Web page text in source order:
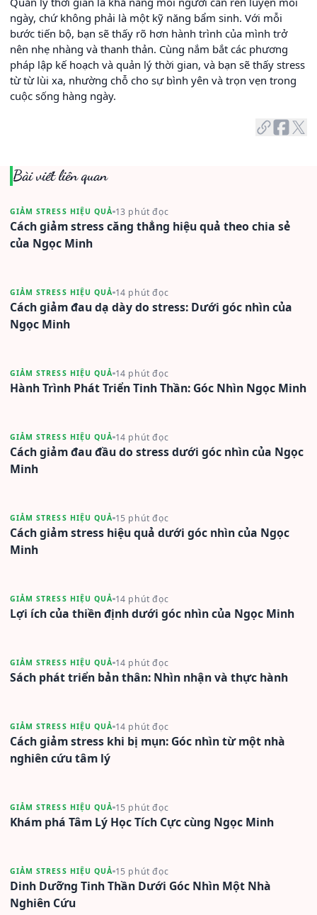
ngày, chứ không phải là một kỹ năng bẩm sinh. Với mỗi
bước tiến bộ, bạn sẽ thấy rõ hơn hành trình của mình trở
nên nhẹ nhàng và thanh thản. Cùng nắm bắt các phương
pháp lập kế hoạch và quản lý thời gian, và bạn sẽ thấy stress
từ từ lùi xa, nhường chỗ cho sự bình yên và trọn vẹn trong
cuộc sống hàng ngày.
Bài viết liên quan
GIẢM STRESS HIỆU QUẢ 13 phút đọc
Cách giảm stress căng thẳng hiệu quả theo chia sẻ
của Ngọc Minh
GIẢM STRESS HIỆU QUẢ 14 phút đọc
Cách giảm đau dạ dày do stress: Dưới góc nhìn của
Ngọc Minh
GIẢM STRESS HIỆU QUẢ 14 phút đọc
Hành Trình Phát Triển Tinh Thần: Góc Nhìn Ngọc Minh
GIẢM STRESS HIỆU QUẢ 14 phút đọc
Cách giảm đau đầu do stress dưới góc nhìn của Ngọc
Minh
GIẢM STRESS HIỆU QUẢ 15 phút đọc
Cách giảm stress hiệu quả dưới góc nhìn của Ngọc
Minh
GIẢM STRESS HIỆU QUẢ 14 phút đọc
Lợi ích của thiền định dưới góc nhìn của Ngọc Minh
GIẢM STRESS HIỆU QUẢ 14 phút đọc
Sách phát triển bản thân: Nhìn nhận và thực hành
GIẢM STRESS HIỆU QUẢ 14 phút đọc
Cách giảm stress khi bị mụn: Góc nhìn từ một nhà
nghiên cứu tâm lý
GIẢM STRESS HIỆU QUẢ 15 phút đọc
Khám phá Tâm Lý Học Tích Cực cùng Ngọc Minh
GIẢM STRESS HIỆU QUẢ 15 phút đọc
Dinh Dưỡng Tinh Thần Dưới Góc Nhìn Một Nhà
Nghiên Cứu